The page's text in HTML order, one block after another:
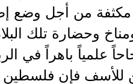
مكثفة من أجل وضع
وحضارة تلك
علمياً باهراً في
للأسف فإن فلسطين